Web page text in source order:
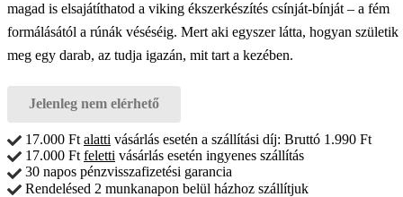
magad is elsajátíthatod a viking ékszerkészítés csínját-bínját – a fém
formálásától a rúnák véséséig. Mert aki egyszer látta, hogyan születik
meg egy darab, az tudja igazán, mit tart a kezében.
Jelenleg nem elérhető
17.000 Ft alatti vásárlás esetén a szállítási díj: Bruttó 1.990 Ft
17.000 Ft feletti vásárlás esetén ingyenes szállítás
30 napos pénzvisszafizetési garancia
Rendelésed 2 munkanapon belül házhoz szállítjuk